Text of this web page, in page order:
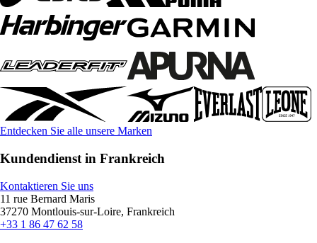
Entdecken Sie alle unsere Marken
Kundendienst in Frankreich
Kontaktieren Sie uns
11 rue Bernard Maris
37270 Montlouis-sur-Loire, Frankreich
+33 1 86 47 62 58